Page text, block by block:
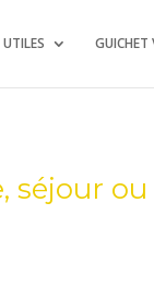
GUICHET
séjour